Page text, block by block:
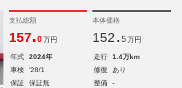
支払総額
157.0 万円
本体価格
152. 5 万円
年式 2024年 走行
1.4万km
車検
'28/1 修復
あり
保証
保証無 整備
-